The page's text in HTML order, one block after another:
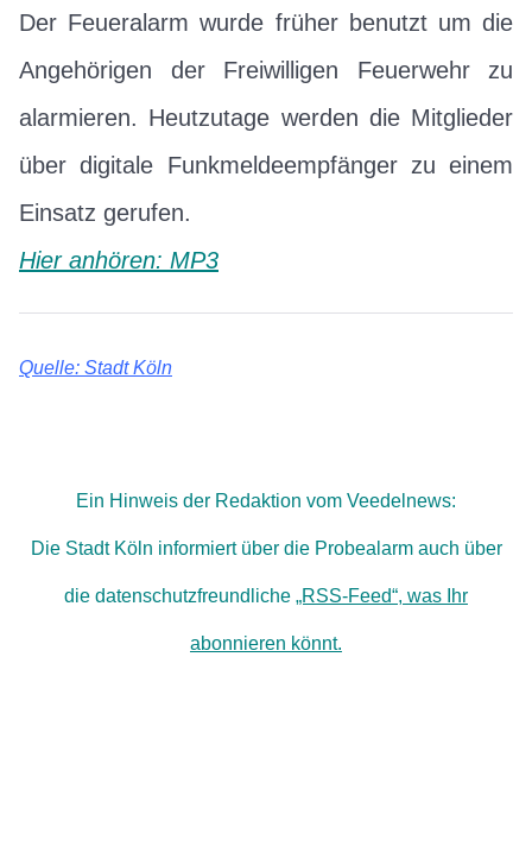
Der Feueralarm wurde früher benutzt um die
Angehörigen der Freiwilligen Feuerwehr zu
alarmieren. Heutzutage werden die Mitglieder
über digitale Funkmeldeempfänger zu einem
Einsatz gerufen.
Hier anhören: MP3
Quelle: Stadt Köln
Ein Hinweis der Redaktion vom Veedelnews:
Die Stadt Köln informiert über die Probealarm auch über
die datenschutzfreundliche „RSS-Feed“, was Ihr
abonnieren könnt.